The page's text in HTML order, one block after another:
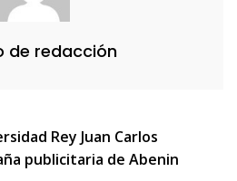
de redacción
Rey Juan Carlos
publicitaria de Abenin